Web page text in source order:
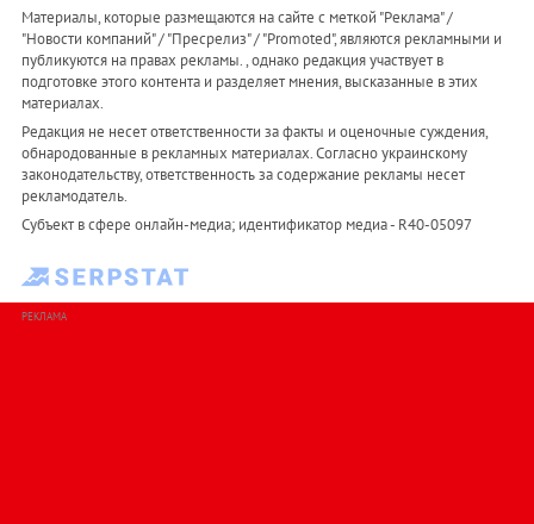
Материалы, которые размещаются на сайте с меткой "Реклама" /
"Новости компаний" / "Пресрелиз" / "Promoted", являются рекламными и
публикуются на правах рекламы. , однако редакция участвует в
подготовке этого контента и разделяет мнения, высказанные в этих
материалах.
Редакция не несет ответственности за факты и оценочные суждения,
обнародованные в рекламных материалах. Согласно украинскому
законодательству, ответственность за содержание рекламы несет
рекламодатель.
Субъект в сфере онлайн-медиа; идентификатор медиа - R40-05097
РЕКЛАМА